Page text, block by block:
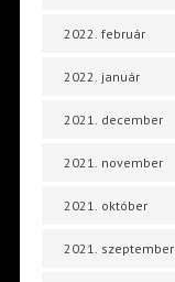
2022. február
2022. január
2021. december
2021. november
2021. október
2021. szeptember